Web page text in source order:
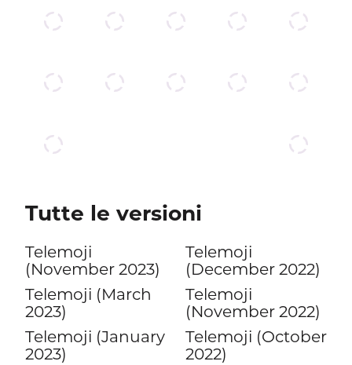
Tutte le versioni
Telemoji
(November 2023)
Telemoji (March
2023)
Telemoji (January
2023)
Telemoji
(December 2022)
Telemoji
(November 2022)
Telemoji (October
2022)